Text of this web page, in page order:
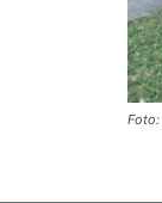
Foto: